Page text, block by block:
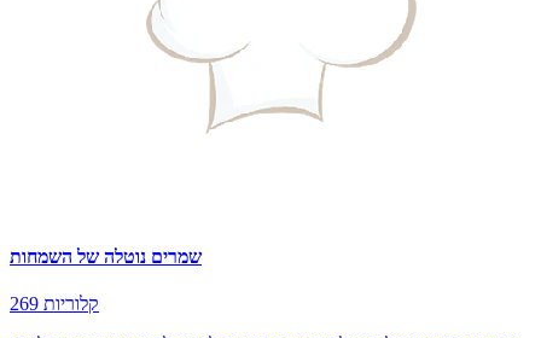
שמרים נוטלה של השמחות
269 קלוריות